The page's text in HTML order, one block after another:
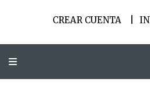
CREAR CUENTA